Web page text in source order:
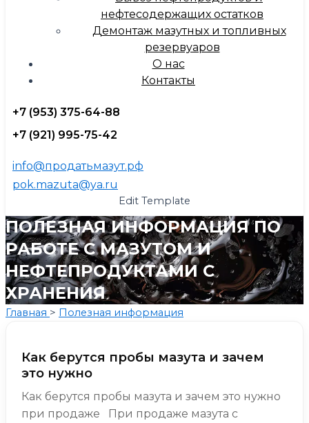
нефтесодержащих остатков
Демонтаж мазутных и топливных
резервуаров
О нас
Контакты
+7 (953) 375-64-88
+7 (921) 995-75-42
info@продатьмазут.рф
pok.mazuta@ya.ru
Edit Template
ПОЛЕЗНАЯ ИНФОРМАЦИЯ ПО
РАБОТЕ С МАЗУТОМ И
НЕФТЕПРОДУКТАМИ С
ХРАНЕНИЯ
Главная > Полезная информация
Как берутся пробы мазута и зачем
это нужно
Как берутся пробы мазута и зачем это нужно
при продаже При продаже мазута с